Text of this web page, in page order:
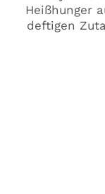
Heißhunger
deftigen